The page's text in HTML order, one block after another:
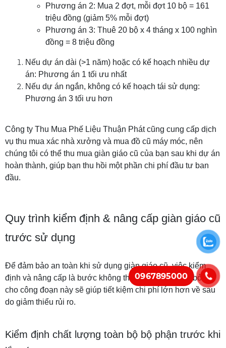
Phương án 2: Mua 2 đợt, mỗi đợt 10 bộ = 161
triệu đồng (giảm 5% mỗi đợt)
Phương án 3: Thuê 20 bộ x 4 tháng x 100 nghìn
đồng = 8 triệu đồng
Nếu dự án dài (>1 năm) hoặc có kế hoạch nhiều dự
án: Phương án 1 tối ưu nhất
Nếu dự án ngắn, không có kế hoạch tái sử dụng:
Phương án 3 tối ưu hơn
Công ty Thu Mua Phế Liệu Thuận Phát cũng cung cấp dịch
vụ thu mua xác nhà xưởng và mua đồ cũ máy móc, nên
chúng tôi có thể thu mua giàn giáo cũ của bạn sau khi dự án
hoàn thành, giúp bạn thu hồi một phần chi phí đầu tư ban
đầu.
Quy trình kiểm định & nâng cấp giàn giáo cũ
trước sử dụng
Để đảm bảo an toàn khi sử dụng giàn giáo cũ, việc kiểm
định và nâng cấp là bước không thể bỏ qua. Chi phí bỏ ra
cho công đoạn này sẽ giúp tiết kiệm chi phí lớn hơn về sau
do giảm thiểu rủi ro.
Kiểm định chất lượng toàn bộ bộ phận trước khi
0967895000